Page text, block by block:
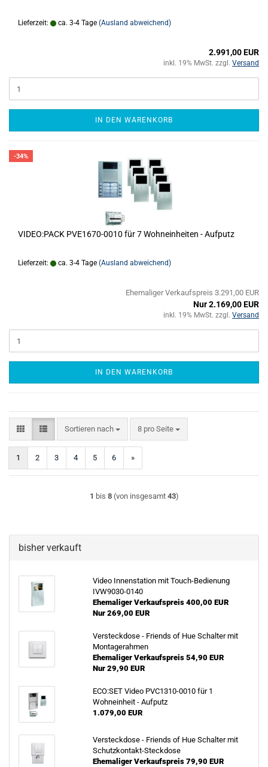
Lieferzeit: ca. 3-4 Tage (Ausland abweichend)
2.991,00 EUR
inkl. 19% MwSt. zzgl. Versand
IN DEN WARENKORB
-34%
VIDEO:PACK PVE1670-0010 für 7 Wohneinheiten - Aufputz
Lieferzeit: ca. 3-4 Tage (Ausland abweichend)
Ehemaliger Verkaufspreis 3.291,00 EUR
Nur 2.169,00 EUR
inkl. 19% MwSt. zzgl. Versand
IN DEN WARENKORB
Sortieren nach
Sortieren nach 8 pro Seite
pro Seite
1 2 3 4 5 6 »
1 bis 8(von insgesamt 43)
bisher verkauft
Video Innenstation mit Touch-Bedienung
IVW9030-0140
Ehemaliger Verkaufspreis 400,00 EUR
Nur 269,00 EUR
Versteckdose - Friends of Hue Schalter mit
Montagerahmen
Ehemaliger Verkaufspreis 54,90 EUR
Nur 29,90 EUR
ECO:SET Video PVC1310-0010 für 1
Wohneinheit - Aufputz
1.079,00 EUR
Versteckdose - Friends of Hue Schalter mit
Schutzkontakt-Steckdose
Ehemaliger Verkaufspreis 79,90 EUR